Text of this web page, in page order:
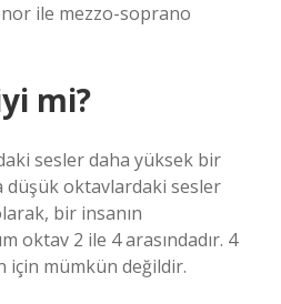
ile mezzo-soprano
mi?
sesler daha yüksek bir
düşük oktavlardaki sesler
bir insanın
oktav 2 ile 4 arasındadır. 4
için mümkün değildir.